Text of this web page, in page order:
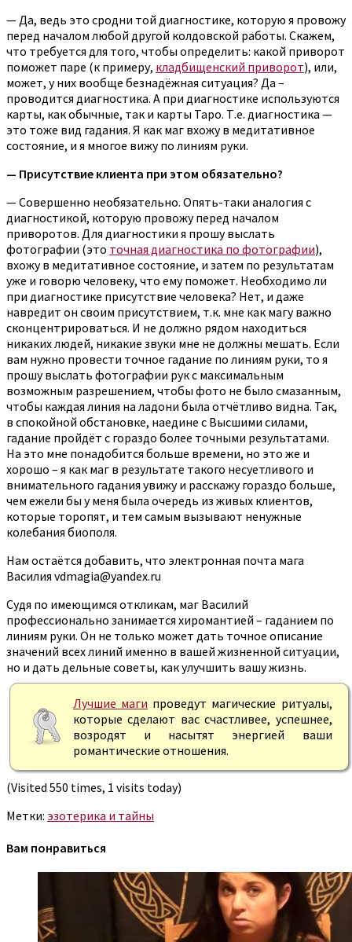
— Да, ведь это сродни той диагностике, которую я провожу
перед началом любой другой колдовской работы. Скажем,
что требуется для того, чтобы определить: какой приворот
поможет паре (к примеру, кладбищенский приворот), или,
может, у них вообще безнадёжная ситуация? Да –
проводится диагностика. А при диагностике используются
карты, как обычные, так и карты Таро. Т.е. диагностика —
это тоже вид гадания. Я как маг вхожу в медитативное
состояние, и я многое вижу по линиям руки.
— Присутствие клиента при этом обязательно?
— Совершенно необязательно. Опять-таки аналогия с
диагностикой, которую провожу перед началом
приворотов. Для диагностики я прошу выслать
фотографии (это точная диагностика по фотографии),
вхожу в медитативное состояние, и затем по результатам
уже и говорю человеку, что ему поможет. Необходимо ли
при диагностике присутствие человека? Нет, и даже
навредит он своим присутствием, т.к. мне как магу важно
сконцентрироваться. И не должно рядом находиться
никаких людей, никакие звуки мне не должны мешать. Если
вам нужно провести точное гадание по линиям руки, то я
прошу выслать фотографии рук с максимальным
возможным разрешением, чтобы фото не было смазанным,
чтобы каждая линия на ладони была отчётливо видна. Так,
в спокойной обстановке, наедине с Высшими силами,
гадание пройдёт с гораздо более точными результатами.
На это мне понадобится больше времени, но это же и
хорошо – я как маг в результате такого несуетливого и
внимательного гадания увижу и расскажу гораздо больше,
чем ежели бы у меня была очередь из живых клиентов,
которые торопят, и тем самым вызывают ненужные
колебания биополя.
Нам остаётся добавить, что электронная почта мага
Василия vdmagia@yandex.ru
Судя по имеющимся откликам, маг Василий
профессионально занимается хиромантией – гаданием по
линиям руки. Он не только может дать точное описание
значений всех линий именно в вашей жизненной ситуации,
но и дать дельные советы, как улучшить вашу жизнь.
Лучшие маги проведут магические ритуалы,
которые сделают вас счастливее, успешнее,
возродят и насытят энергией ваши
романтические отношения.
(Visited 550 times, 1 visits today)
Метки: эзотерика и тайны
Вам понравиться